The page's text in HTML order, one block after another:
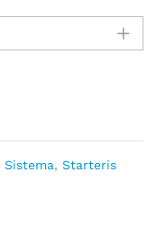
Sistema, Starteris